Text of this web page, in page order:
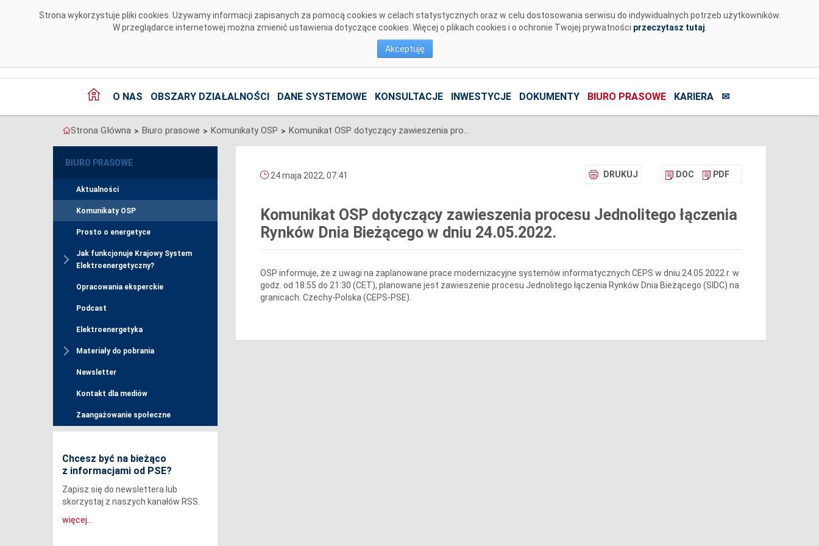
Strona wykorzystuje pliki cookies. Używamy informacji zapisanych za pomocą cookies w celach statystycznych oraz w celu dostosowania serwisu do indywidualnych potrzeb użytkowników.
W przeglądarce internetowej można zmienić ustawienia dotyczące cookies. Więcej o plikach cookies i o ochronie Twojej prywatności przeczytasz tutaj
Akceptuję
O NAS OBSZARY DZIAŁALNOŚCI DANE SYSTEMOWE KONSULTACJE INWESTYCJE DOKUMENTY BIURO PRASOWE KARIERA ✉
Strona Główna > Biuro prasowe > Komunikaty OSP > Komunikat OSP dotyczący zawieszenia procesu Jednolitego łączenia Rynków Dnia Bieżącego w dniu 24.05.2022.
BIURO PRASOWE
Aktualności
Komunikaty OSP
Prosto o energetyce
Jak funkcjonuje Krajowy System
Elektroenergetyczny?
Opracowania eksperckie
Podcast
Elektroenergetyka
Materiały do pobrania
Newsletter
Kontakt dla mediów
Zaangażowanie społeczne
Chcesz być na bieżąco
z informacjami od PSE?
Zapisz się do newslettera lub
skorzystaj z naszych kanałów RSS.
więcej...
DRUKUJ DOC PDF
24 maja 2022, 07:41
Komunikat OSP dotyczący zawieszenia procesu Jednolitego łączenia
Rynków Dnia Bieżącego w dniu 24.05.2022.
OSP informuje, że z uwagi na zaplanowane prace modernizacyjne systemów informatycznych CEPS w dniu 24.05.2022 r. w
godz. od 18:55 do 21:30 (CET), planowane jest zawieszenie procesu Jednolitego łączenia Rynków Dnia Bieżącego (SIDC) na
granicach: Czechy-Polska (CEPS-PSE).